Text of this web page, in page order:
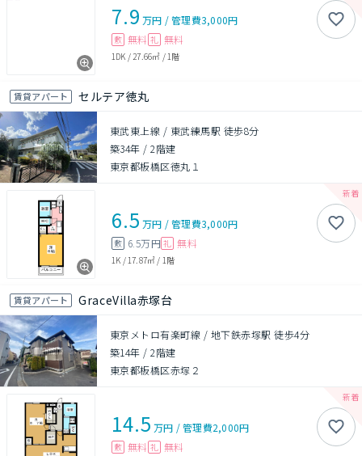
7.9 万円 /管理費3,000円
敷 無料 礼 無料
1DK / 27.66㎡ / 1階
賃貸アパート セルテア徳丸
東武東上線 / 東武練馬駅 徒歩8分
築34年 /2階建
東京都板橋区徳丸１
6.5 万円 /管理費3,000円
敷 6.5万円 礼 無料
1K / 17.87㎡ / 1階
賃貸アパート GraceVilla赤塚台
東京メトロ有楽町線 / 地下鉄赤塚駅 徒歩4分
築14年 /2階建
東京都板橋区赤塚２
14.5 万円 /管理費2,000円
敷 無料 礼 無料